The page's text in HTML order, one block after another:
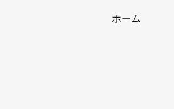
ホーム